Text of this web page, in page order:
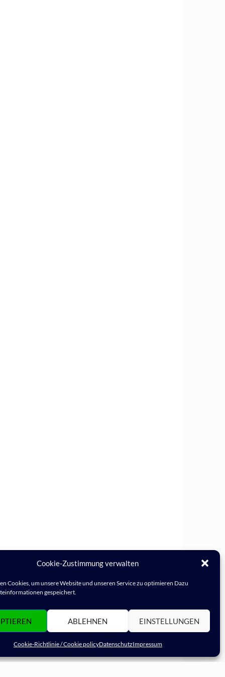
Cookie-Zustimmung verwalten
Cookies, um unsere Website und unseren Service zu optimieren Dazu
gespeichert.
ABLEHNEN EINSTELLUNGEN
Cookie-Richtlinie / Cookie policyDatenschutzImpressum